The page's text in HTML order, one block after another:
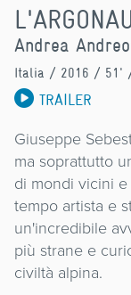
Andrea
Italia / 2016 / 51'
TRAILER
Giuseppe
ma soprattutto
di mondi vicini
tempo artista e
un'incredibile
più strane e
civiltà alpina.